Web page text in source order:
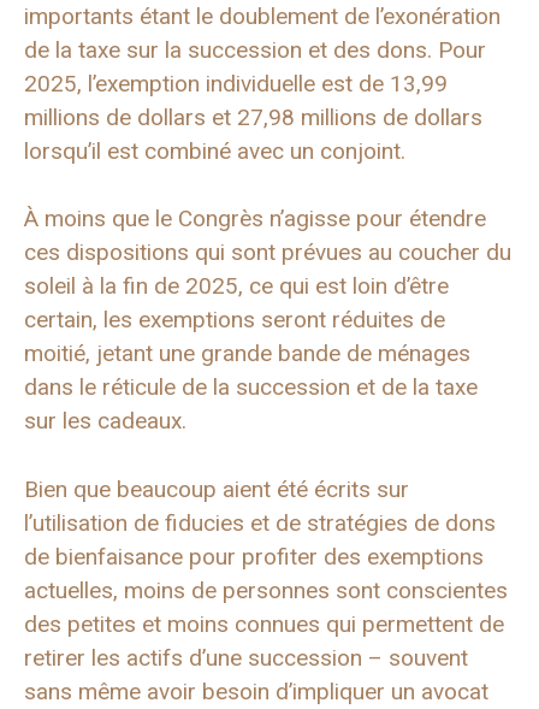
importants étant le doublement de l’exonération
de la taxe sur la succession et des dons. Pour
2025, l’exemption individuelle est de 13,99
millions de dollars et 27,98 millions de dollars
lorsqu’il est combiné avec un conjoint.
À moins que le Congrès n’agisse pour étendre
ces dispositions qui sont prévues au coucher du
soleil à la fin de 2025, ce qui est loin d’être
certain, les exemptions seront réduites de
moitié, jetant une grande bande de ménages
dans le réticule de la succession et de la taxe
sur les cadeaux.
Bien que beaucoup aient été écrits sur
l’utilisation de fiducies et de stratégies de dons
de bienfaisance pour profiter des exemptions
actuelles, moins de personnes sont conscientes
des petites et moins connues qui permettent de
retirer les actifs d’une succession – souvent
sans même avoir besoin d’impliquer un avocat